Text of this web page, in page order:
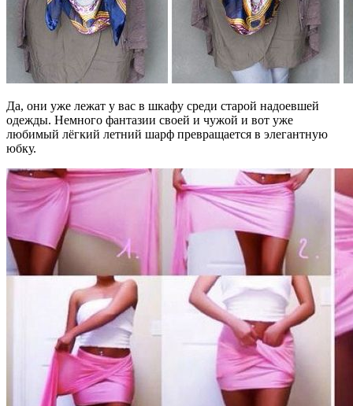
Да, они уже лежат у вас в шкафу среди старой надоевшей
одежды. Немного фантазии своей и чужой и вот уже
любимый лёгкий летний шарф превращается в элегантную
юбку.